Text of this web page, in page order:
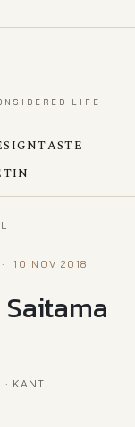
LIFE
TASTE
· 10 NOV 2018
· KANT